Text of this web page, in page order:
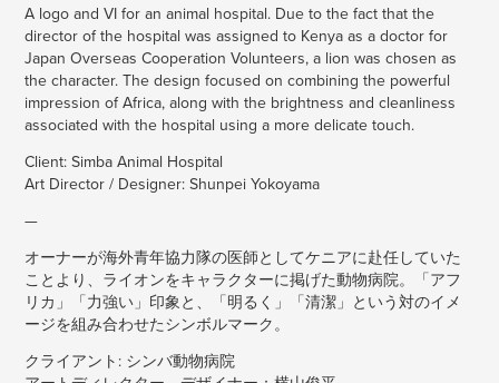
A logo and VI for an animal hospital. Due to the fact that the
director of the hospital was assigned to Kenya as a doctor for
Japan Overseas Cooperation Volunteers, a lion was chosen as
the character. The design focused on combining the powerful
impression of Africa, along with the brightness and cleanliness
associated with the hospital using a more delicate touch.
Client: Simba Animal Hospital
Art Director / Designer: Shunpei Yokoyama
—
オーナーが海外青年協力隊の医師としてケニアに赴任していた
ことより、ライオンをキャラクターに掲げた動物病院。「アフ
リカ」「力強い」印象と、「明るく」「清潔」という対のイメ
ージを組み合わせたシンボルマーク。
クライアント: シンバ動物病院